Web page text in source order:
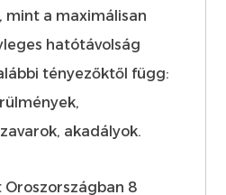
mint a maximálisan
hatótávolság
tényezőktől függ:
akadályok.
Oroszországban 8